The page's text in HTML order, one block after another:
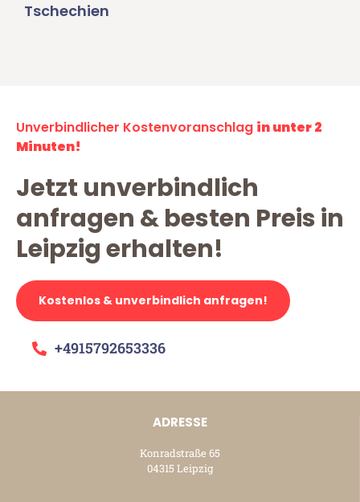
Tschechien
Unverbindlicher Kostenvoranschlag in unter 2
Minuten!
Jetzt unverbindlich
anfragen & besten Preis in
Leipzig erhalten!
Kostenlos & unverbindlich anfragen!
+4915792653336
ADRESSE
Konradstraße 65
04315 Leipzig